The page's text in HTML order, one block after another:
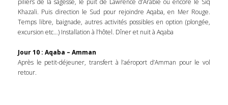
piliers de la sagesse, le puit de Lawrence d’Arabie ou encore le Siq
Khazali. Puis direction le Sud pour rejoindre Aqaba, en Mer Rouge.
Temps libre, baignade, autres activités possibles en option (plongée,
excursion etc…) Installation à l’hôtel. Dîner et nuit à Aqaba
Jour 10 : Aqaba – Amman
Après le petit-déjeuner, transfert à l’aéroport d’Amman pour le vol
retour.